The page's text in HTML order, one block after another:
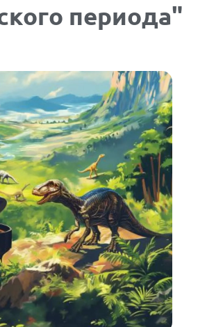
периода"